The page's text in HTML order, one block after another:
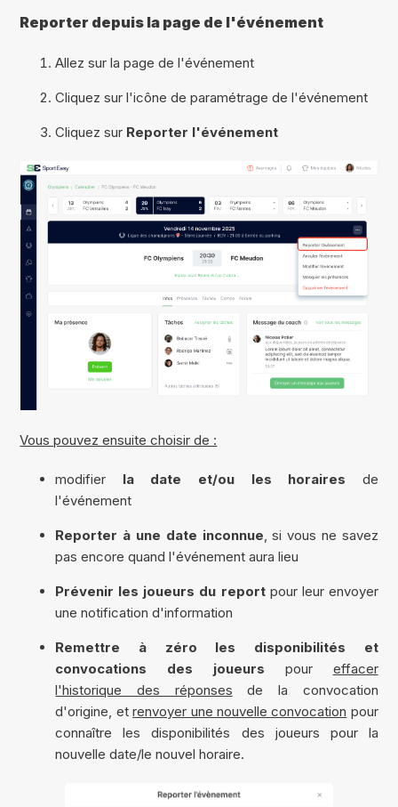
Reporter depuis la page de l'événement
Allez sur la page de l'événement
Cliquez sur l'icône de paramétrage de l'événement
Cliquez sur Reporter l'événement
Vous pouvez ensuite choisir de :
modifier la date et/ou les horaires de
l'événement
Reporter à une date inconnue, si vous ne savez
pas encore quand l'événement aura lieu
Prévenir les joueurs du reportpour leur envoyer
une notification d'information
Remettre à zéro les disponibilités et
convocations des joueurs pour effacer
l'historique des réponses de la convocation
d'origine, etrenvoyer une nouvelle convocation pour
connaître les disponibilités des joueurs pour la
nouvelle date/le nouvel horaire.